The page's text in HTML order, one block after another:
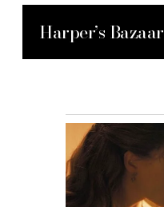
Harper’s Bazaar